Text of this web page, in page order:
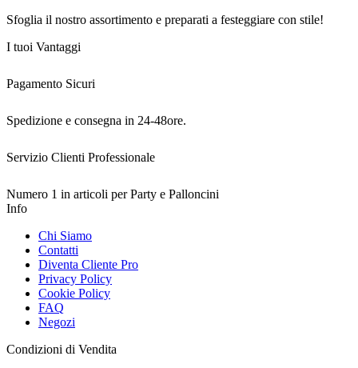
Sfoglia il nostro assortimento e preparati a festeggiare con stile!
I tuoi Vantaggi
Pagamento Sicuri
Spedizione e consegna in 24-48ore.
Servizio Clienti Professionale
Numero 1 in articoli per Party e Palloncini
Info
Chi Siamo
Contatti
Diventa Cliente Pro
Privacy Policy
Cookie Policy
FAQ
Negozi
Condizioni di Vendita